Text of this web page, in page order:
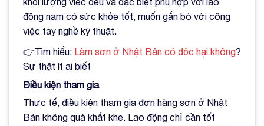
động nam có sức khỏe tốt, muốn gắn bó với công
việc tay nghề kỹ thuật.
👉Tìm hiểu: Làm sơn ở Nhật Bản có độc hại không?
Sự thật ít ai biết
Điều kiện tham gia
Thực tế, điều kiện tham gia đơn hàng sơn ở Nhật
Bản không quá khắt khe. Lao động chỉ cần tốt